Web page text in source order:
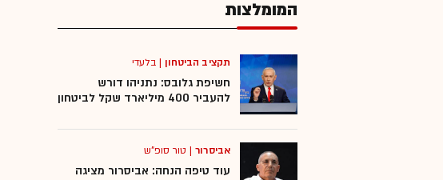
המומלצות
תקציב הביטחון |בלעדי
חשיפת גלובס: נתניהו דורש
להעביר 400 מיליארד שקל לביטחון
אביסרור| טור סופ"ש
עוד טיפה הנחה: אביסרור מציגה